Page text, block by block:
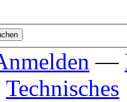
—
Technisches